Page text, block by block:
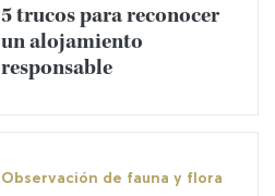
5 trucos para reconocer
un alojamiento
responsable
Observación de fauna y flora